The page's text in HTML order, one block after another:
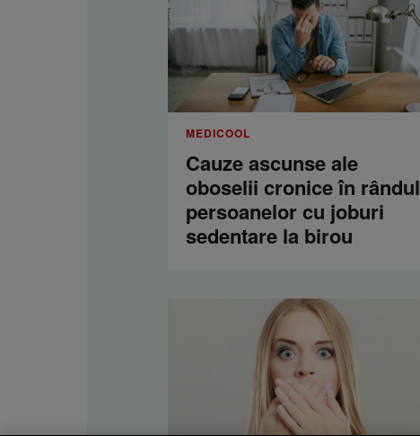
MEDICOOL
Cauze ascunse ale
oboselii cronice în rândul
persoanelor cu joburi
sedentare la birou